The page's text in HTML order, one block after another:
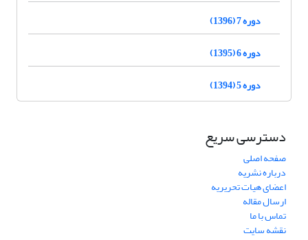
دوره 7 (1396)
دوره 6 (1395)
دوره 5 (1394)
دسترسی سریع
صفحه اصلی
درباره نشریه
اعضای هیات تحریریه
ارسال مقاله
تماس با ما
نقشه سایت